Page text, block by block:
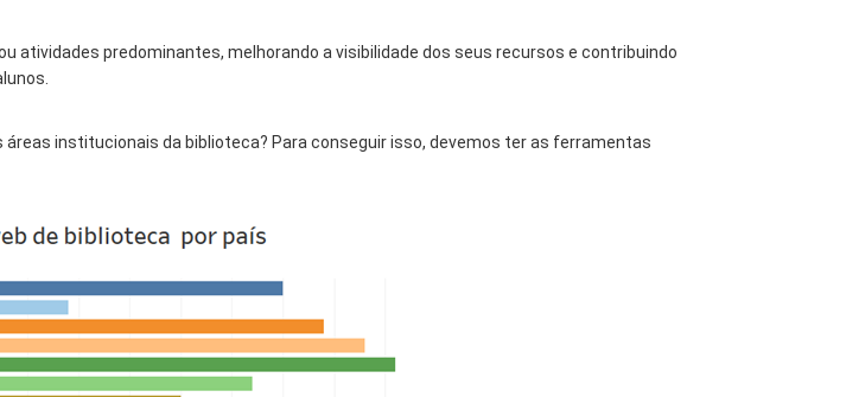
predominantes, melhorando a visibilidade dos seus recursos e contribuindo
institucionais da biblioteca? Para conseguir isso, devemos ter as ferramentas